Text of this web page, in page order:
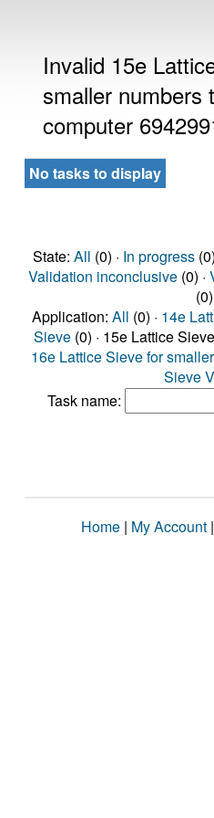
Invalid 15e
smaller numbers
computer
No tasks to display
State: All (0) · In progress
Validation inconclusive(0) ·
(0)
Application: All (0) · 14e
Sieve (0) · 15e Lattice
16e Lattice Sieve for
Sieve
Task name:
Home | My Account |